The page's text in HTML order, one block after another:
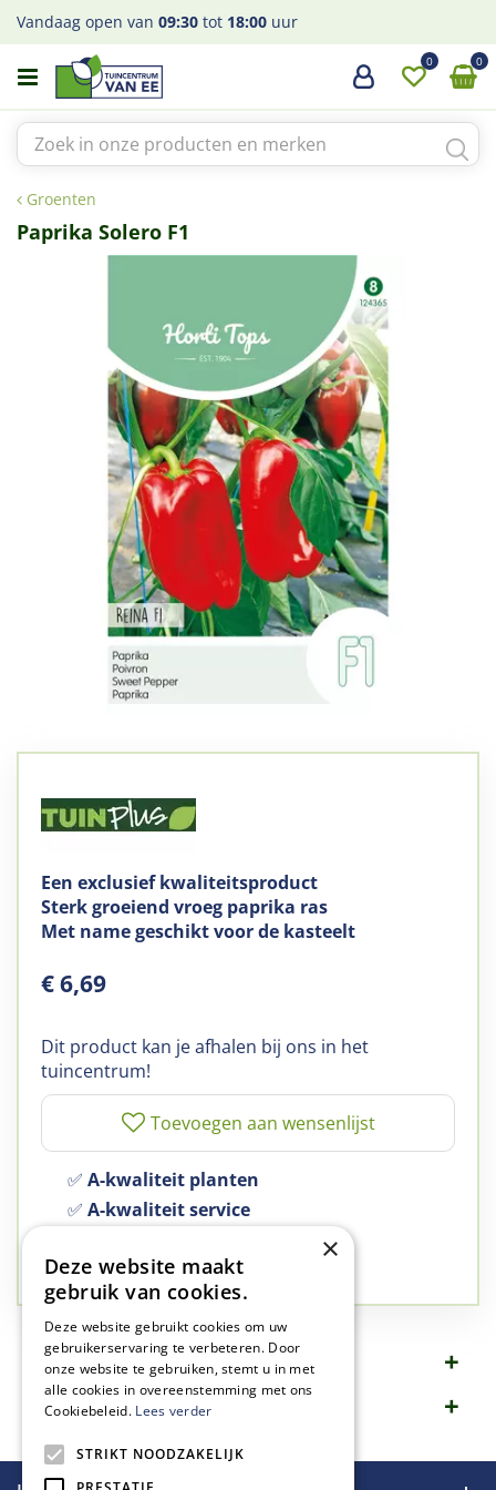
a
Groenten
Vandaag open van 09:30 tot 18:00 uur
Paprika Solero F1
Een exclusief kwaliteitsproduct
Sterk groeiend vroeg paprika ras
Met name geschikt voor de kasteelt
€6,69
Dit product kan je afhalen bij ons in het
tuincentrum!
✅ A-kwaliteit planten
✅ A-kwaliteit service
✅Groen, dat is wat we doen
Omschrijving
Specificaties
×
Deze website maakt
gebruik van cookies.
Deze website gebruikt cookies om uw
gebruikerservaring te verbeteren. Door
onze website te gebruiken, stemt u in met
alle cookies in overeenstemming met ons
Cookiebeleid. Lees verder
STRIKT NOODZAKELIJK